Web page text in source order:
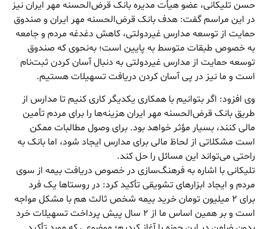
حسن تلیکانی، عضو هیأت مدیره بانک قرض‌الحسنه مهر ایران نیز
در این مراسم گفت: هدف بانک قرض‌الحسنه مهر ایران و صندوق
حمایت از توسعه مدارس غیردولتی، کاهش دغدغه مردم و جامعه
به خصوص طبقات متوسط به پایین است؛ به‌نحوی که صندوق
توسعه حمایت از مدارس غیردولتی به دنبال آسان‌ کردن ثبت‌نام
است و ما نیز در پی آسان کردن دریافت تسهیلات هستیم.
وی افزود: اگر بتوانیم با همکاری یکدیگر کاری کنیم تا مدارس از
طریق بانک قرض‌الحسنه مهر ایران هزینه‌ها را برای مردم تأمین
مالی کنند، بسیار مؤثر خواهد بود. برای وصول مطالبات ممکن
است مشکلاتی از لحاظ مالی برای مدارس ایجاد ‌شود، اما بانک به
راحتی می‌تواند این مسائل را حل کند.
تلیکانی با اشاره به فرهنگ‌سازی در خصوص دریافت بیمه از سوی
مردم و ایجاد ابزارهای تشویقی تأکید کرد: در روستاها یک فرد
برای ۲ میلیون تومان خرید بیمه شخص ثالث هم با مشکل مواجه
است و بر همین اساس ما از ۲ سال پیش پرداخت تسهیلات خرد